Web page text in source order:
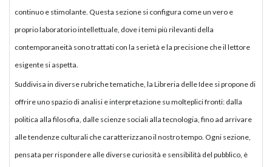
continuo e stimolante. Questa sezione si configura come un vero e
proprio laboratorio intellettuale, dove i temi più rilevanti della
contemporaneità sono trattati con la serietà e la precisione che il lettore
esigente si aspetta.
Suddivisa in diverse rubriche tematiche, la Libreria delle Idee si propone di
offrire uno spazio di analisi e interpretazione su molteplici fronti: dalla
politica alla filosofia, dalle scienze sociali alla tecnologia, fino ad arrivare
alle tendenze culturali che caratterizzano il nostro tempo. Ogni sezione,
pensata per rispondere alle diverse curiosità e sensibilità del pubblico, è